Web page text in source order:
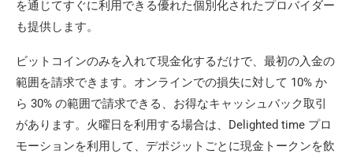
を通じてすぐに利用できる優れた個別化されたプロバイダー
も提供します。
ビットコインのみを入れて現金化するだけで、最初の入金の
範囲を請求できます。オンラインでの損失に対して 10% か
ら 30% の範囲で請求できる、お得なキャッシュバック取引
があります。火曜日を利用する場合は、Delighted time プロ
モーションを利用して、デポジットごとに現金トークンを飲